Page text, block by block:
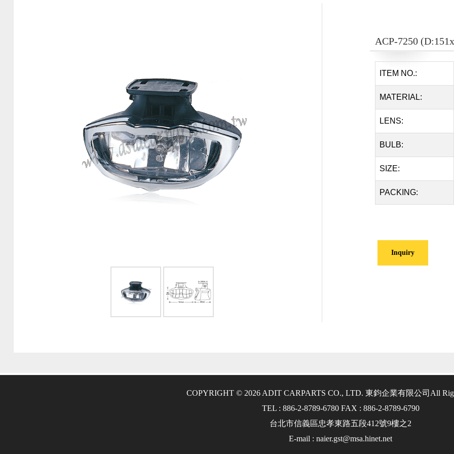
ACP-7250
ITEM NO.:
MATERIAL:
LENS:
BULB:
SIZE:
PACKING:
Inquiry
COPYRIGHT © 2026 ADIT CARPARTS CO., LTD. 東鈞企業有限公司 All
TEL : 886-2-8789-6780 FAX : 886-2-8789-6790
台北市信義區忠孝東路五段412號9樓之2
E-mail : naier.gst@msa.hinet.net